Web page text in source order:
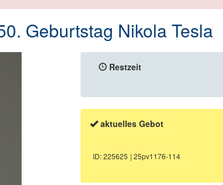
Geburtstag Nikola Tesla
Restzeit
aktuelles Gebot
ID: 225625 | 25pv1176-114